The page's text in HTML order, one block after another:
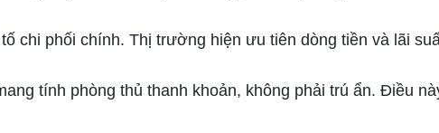
chi phối chính. Thị trường hiện ưu tiên dòng tiền và lãi
tính phòng thủ thanh khoản, không phải trú ẩn. Điều